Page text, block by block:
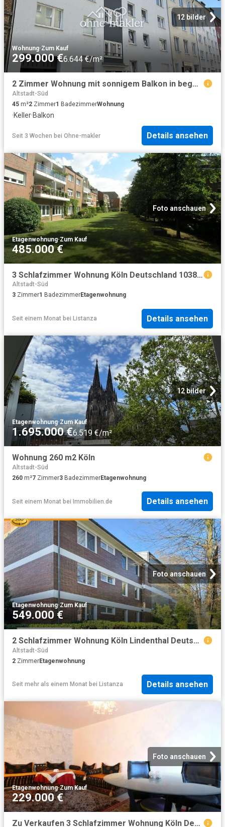
12 bilder
Wohnung·Zum Kauf
299.000 €6.644 €/m²
2 Zimmer Wohnung mit sonnigem Balkon in begehrter Lage
Altstadt-Süd
45 m²2 Zimmer1 BadezimmerWohnung
·Keller·Balkon
Seit 3 Wochen bei Ohne-makler Details ansehen
Foto anschauen
Etagenwohnung·Zum Kauf
485.000 €
3 Schlafzimmer Wohnung Köln Deutschland 103842466
Altstadt-Süd
3 Zimmer1 BadezimmerEtagenwohnung
Seit einem Monat bei Listanza Details ansehen
12 bilder
Etagenwohnung·Zum Kauf
1.695.000 €6.519 €/m²
Wohnung 260 m2 Köln
Altstadt-Süd
260 m²7 Zimmer3 BadezimmerEtagenwohnung
Seit einem Monat bei Immobilien.de Details ansehen
Foto anschauen
Etagenwohnung·Zum Kauf
549.000 €
2 Schlafzimmer Wohnung Köln Lindenthal Deutschland 98827748
Altstadt-Süd
2 ZimmerEtagenwohnung
Seit mehr als einem Monat bei Listanza Details ansehen
Foto anschauen
Etagenwohnung·Zum Kauf
229.000 €
Zu Verkaufen 3 Schlafzimmer Wohnung Köln Deutschland DS82224115